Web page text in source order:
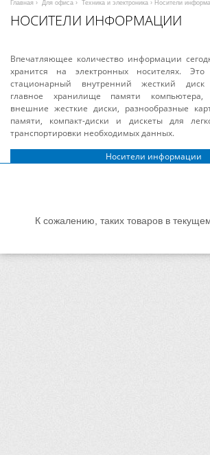
Главная › Для офиса › Техника и электроника › Носители
НОСИТЕЛИ ИНФОРМАЦИИ
Впечатляющее количество информации
хранится на электронных носителях.
стационарный внутренний жесткий
главное хранилище памяти
внешние жесткие диски, разнообразные
памяти, компакт-диски и дискеты для
транспортировки необходимых данных.
Носители информации
К сожалению, таких товаров в